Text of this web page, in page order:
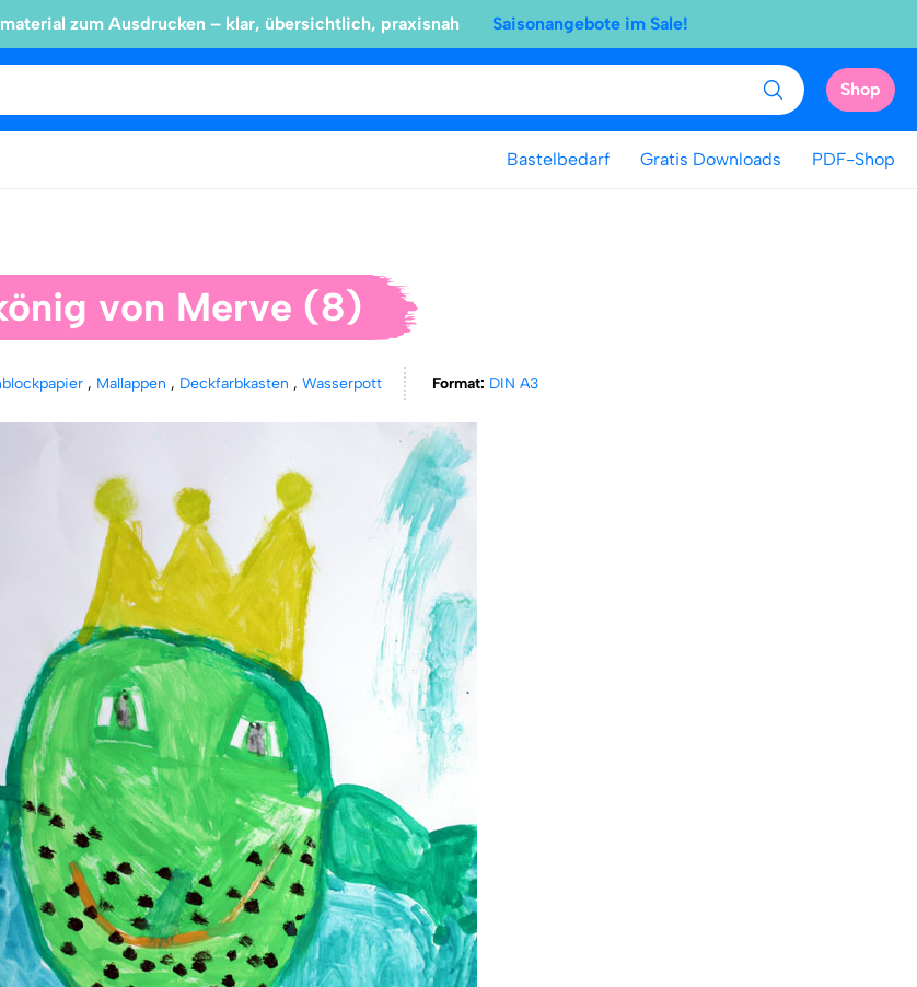
zum Ausdrucken – klar, übersichtlich, praxisnah Saisonangebote im Sale!
Shop
Bastelbedarf Gratis Downloads PDF-Shop
von Merve (8)
, Mallappen , Deckfarbkasten ,Wasserpott Format: DIN A3